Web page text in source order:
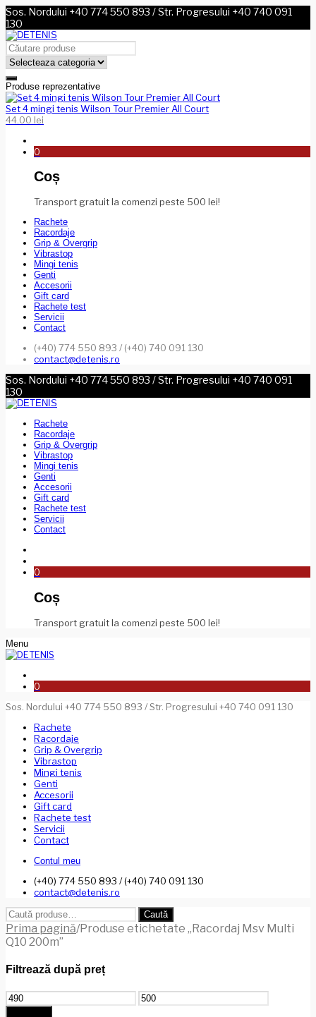
Sos. Nordului +40 774 550 893 / Str. Progresului +40 740 091
130
Produse reprezentative
Set 4 mingi tenis Wilson Tour Premier All Court
44.00 lei
0
Coș
Transport gratuit la comenzi peste 500 lei!
Rachete
Racordaje
Grip & Overgrip
Vibrastop
Mingi tenis
Genti
Accesorii
Gift card
Rachete test
Servicii
Contact
(+40) 774 550 893 / (+40) 740 091 130
contact@detenis.ro
Sos. Nordului +40 774 550 893 / Str. Progresului +40 740 091
130
Rachete
Racordaje
Grip & Overgrip
Vibrastop
Mingi tenis
Genti
Accesorii
Gift card
Rachete test
Servicii
Contact
0
Coș
Transport gratuit la comenzi peste 500 lei!
Menu
0
Sos. Nordului +40 774 550 893 / Str. Progresului +40 740 091 130
Rachete
Racordaje
Grip & Overgrip
Vibrastop
Mingi tenis
Genti
Accesorii
Gift card
Rachete test
Servicii
Contact
Contul meu
(+40) 774 550 893 / (+40) 740 091 130
contact@detenis.ro
Caută
după:
Caută
Prima pagină/Produse etichetate „Racordaj Msv Multi
Q10 200m”
Filtrează după preț
Preț
minim
Preț
maxim